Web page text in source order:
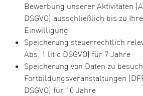
Bewerbung unserer Aktivitäten
DSGVO) ausschließlich bis zu
Einwilligung
Speicherung steuerrechtlich
Abs. 1 lit c DSGVO) für 7 Jahre
Speicherung von Daten zu
Fortbildungsveranstaltungen
DSGVO) für 10 Jahre